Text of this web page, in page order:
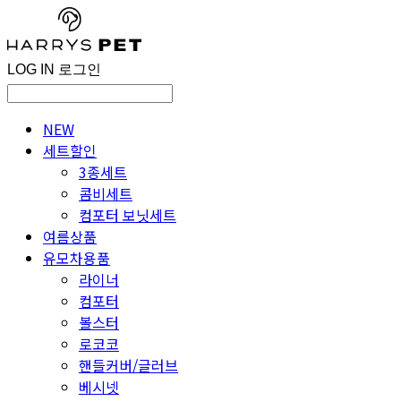
LOG IN 로그인
NEW
세트할인
3종세트
콤비세트
컴포터 보닛세트
여름상품
유모차용품
라이너
컴포터
볼스터
로코코
핸들커버/글러브
베시넷